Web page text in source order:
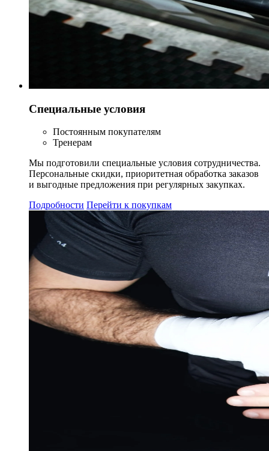
Специальные условия
Постоянным покупателям
Тренерам
Мы подготовили специальные условия сотрудничества.
Персональные скидки, приоритетная обработка заказов
и выгодные предложения при регулярных закупках.
Подробности Перейти к покупкам